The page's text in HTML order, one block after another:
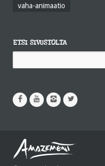
vaha-animaatio
ETSI SIVUSTOLTA